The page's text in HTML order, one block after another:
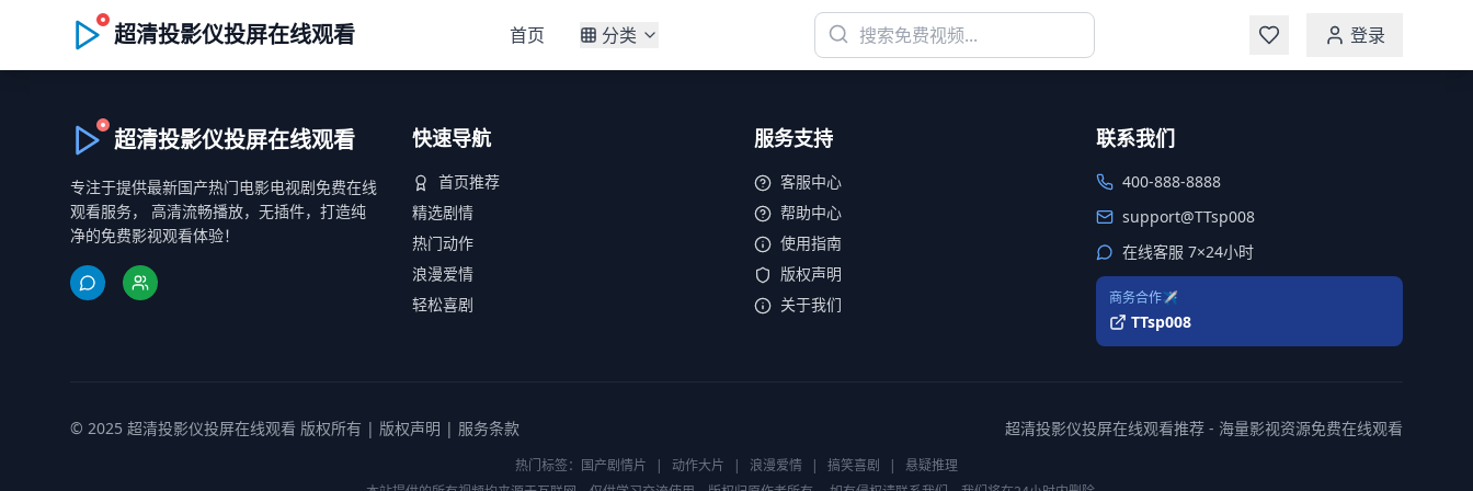
超清投影仪投屏在线观看 首页 分类 登录
超清投影仪投屏在线观看
专注于提供最新国产热门电影电视剧免费在线
观看服务， 高清流畅播放，无插件，打造纯
净的免费影视观看体验！
快速导航
首页推荐
精选剧情
热门动作
浪漫爱情
轻松喜剧
服务支持
客服中心
帮助中心
使用指南
版权声明
关于我们
联系我们
400-888-8888
support@TTsp008
在线客服 7×24小时
商务合作✈️
TTsp008
© 2025 超清投影仪投屏在线观看 版权所有 | 版权声明 | 服务条款 超清投影仪投屏在线观看推荐 - 海量影视资源免费在线观看
热门标签： 国产剧情片 | 动作大片 | 浪漫爱情 | 搞笑喜剧 |
悬疑推理